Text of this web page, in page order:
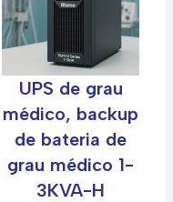
UPS de grau
médico, backup
de bateria de
grau médico 1-
3KVA-H